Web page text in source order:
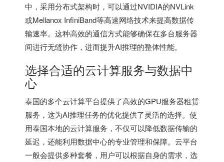
中，采用分布式架构时，可以通过NVIDIA的NVLink
或Mellanox InfiniBand等高速网络技术来提高数据传
输速率。这种高效的通信方式能够确保在多台服务器
间进行无缝协作，进而提升AI推理的整体性能。
选择合适的云计算服务与数据中
心
泰国的多个云计算平台提供了高效的GPU服务器租赁
服务，这为AI推理任务的优化提供了灵活的选择。使
用泰国本地的云计算服务，不仅可以降低数据传输的
延迟，还能利用数据中心的专业管理和保障。云平台
一般会提供多种套餐，用户可以根据自身的需求，选